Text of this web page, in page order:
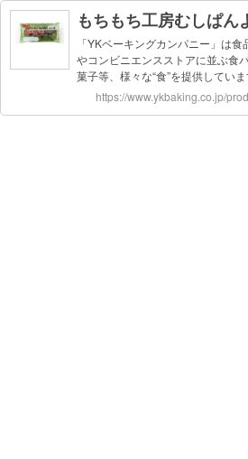
もちもち工房むしぱん
「YKベーキングカンパニー」は
やコンビニエンスストアに並ぶ食
菓子等、様々な“食”を提供していま
https://www.ykbaking.co.jp/